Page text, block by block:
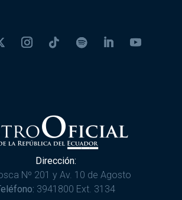
Dirección:
Nº 201 y Av. 10 de Agosto
3941800 Ext. 3134